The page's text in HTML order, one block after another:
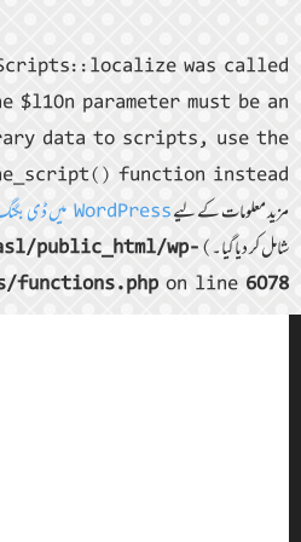
was called
parameter must be an
data to scripts, use the
مزید معلومات کے لیےWordPress میں ڈی بگنگ
شامل کر دیا گیا۔) inpublic_html/wp-
functions.php on line 6078